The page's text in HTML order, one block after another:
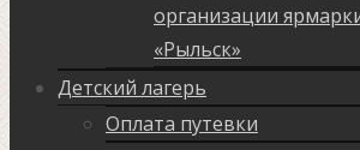
организации
«Рыльск»
Детский лагерь
Оплата путевки